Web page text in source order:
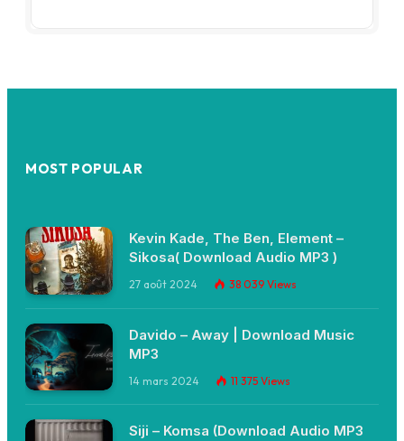
MOST POPULAR
Kevin Kade, The Ben, Element –
Sikosa( Download Audio MP3 )
27 août 2024 38 039 Views
Davido – Away | Download Music
MP3
14 mars 2024 11 375 Views
Siji – Komsa (Download Audio MP3